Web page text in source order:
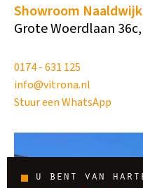
Showroom Naaldwijk
Grote Woerdlaan
0174 - 631 125
info@vitrona.nl
Stuur een WhatsApp
u bent van